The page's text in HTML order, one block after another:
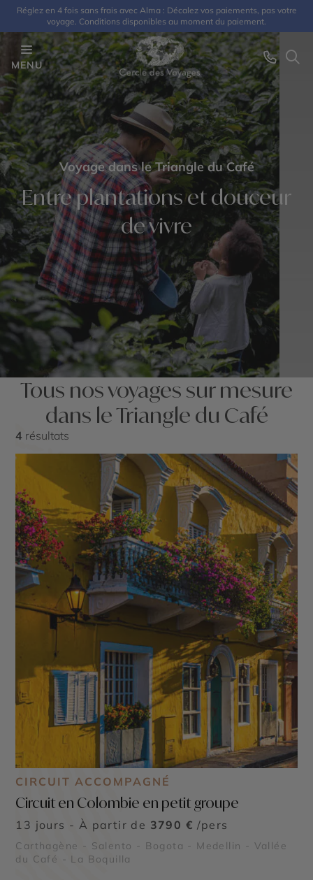
Réglez en 4 fois sans frais avec Alma : Décalez vos paiements, pas votre
voyage. Conditions disponibles au moment du paiement.
MENU
Voyage dans le Triangle du Café
Entre plantations et douceur
de vivre
Tous nos voyages sur mesure
dans le Triangle du Café
4 résultats
CIRCUIT ACCOMPAGNÉ
Circuit en Colombie en petit groupe
13 jours - À partir de 3790 € /pers
Carthagène - Salento - Bogota - Medellin - Vallée
du Café - La Boquilla